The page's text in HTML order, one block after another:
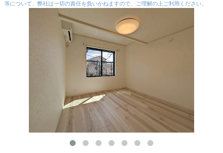
等について、弊社は一切の責任を負いかねますので、ご理解の上ご利用ください。